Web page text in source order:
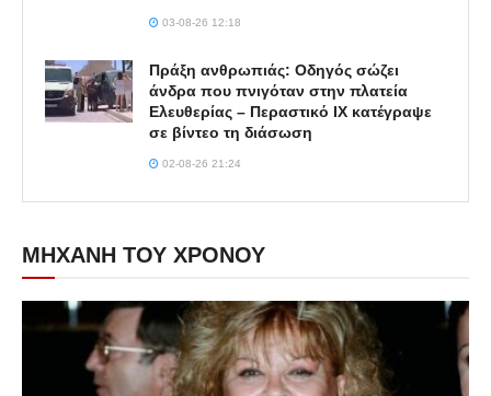
03-08-26 12:18
Πράξη ανθρωπιάς: Οδηγός σώζει
άνδρα που πνιγόταν στην πλατεία
Ελευθερίας – Περαστικό ΙΧ κατέγραψε
σε βίντεο τη διάσωση
02-08-26 21:24
ΜΗΧΑΝΗ ΤΟΥ ΧΡΟΝΟΥ